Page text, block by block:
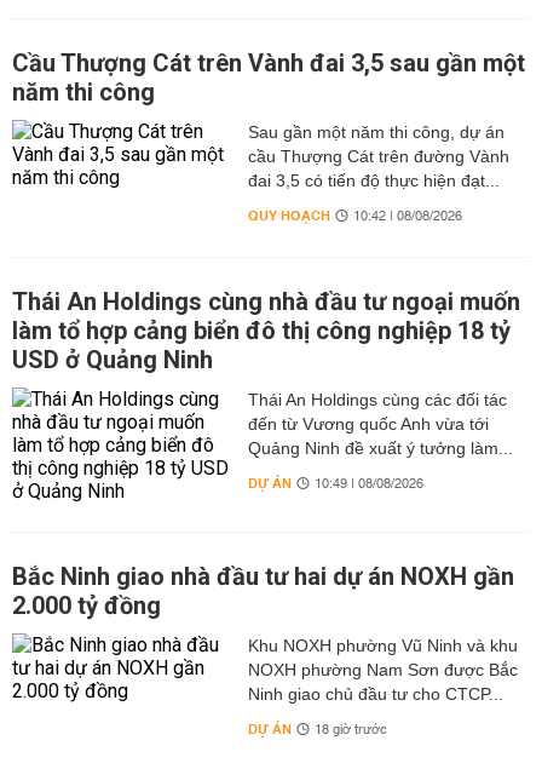
Cầu Thượng Cát trên Vành đai 3,5 sau gần một
năm thi công
Sau gần một năm thi công, dự án
cầu Thượng Cát trên đường Vành
đai 3,5 có tiến độ thực hiện đạt...
QUY HOẠCH 10:42 | 08/08/2026
Thái An Holdings cùng nhà đầu tư ngoại muốn
làm tổ hợp cảng biển đô thị công nghiệp 18 tỷ
USD ở Quảng Ninh
Thái An Holdings cùng các đối tác
đến từ Vương quốc Anh vừa tới
Quảng Ninh đề xuất ý tưởng làm...
DỰ ÁN 10:49 | 08/08/2026
Bắc Ninh giao nhà đầu tư hai dự án NOXH gần
2.000 tỷ đồng
Khu NOXH phường Vũ Ninh và khu
NOXH phường Nam Sơn được Bắc
Ninh giao chủ đầu tư cho CTCP...
DỰ ÁN 18 giờ trước